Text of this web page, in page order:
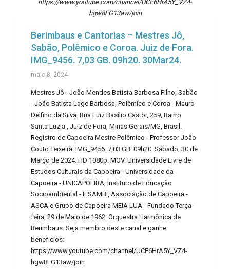
https://www.youtube.com/channel/UCE6HrA5Y_VZ4-
hgw8FG13aw/join
Berimbaus e Cantorias – Mestres Jô,
Sabão, Polêmico e Coroa. Juiz de Fora.
IMG_9456. 7,03 GB. 09h20. 30Mar24.
maio 8, 2024
Mestres Jô - João Mendes Batista Barbosa Filho, Sabão
- João Batista Lage Barbosa, Polêmico e Coroa - Mauro
Delfino da Silva. Rua Luiz Basílio Castor, 259, Bairro
Santa Luzia , Juiz de Fora, Minas Gerais/MG, Brasil.
Registro de Capoeira Mestre Polêmico - Professor João
Couto Teixeira. IMG_9456. 7,03 GB. 09h20. Sábado, 30 de
Março de 2024. HD 1080p. MOV. Universidade Livre de
Estudos Culturais da Capoeira - Universidade da
Capoeira - UNICAPOEIRA, Instituto de Educação
Socioambiental - IESAMBI, Associação de Capoeira -
ASCA e Grupo de Capoeira MEIA LUA - Fundado Terça-
feira, 29 de Maio de 1962. Orquestra Harmônica de
Berimbaus. Seja membro deste canal e ganhe
benefícios:
https://www.youtube.com/channel/UCE6HrA5Y_VZ4-
hgw8FG13aw/join